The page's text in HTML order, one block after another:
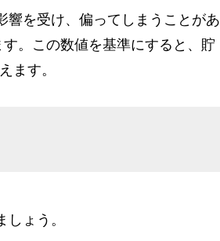
響を受け、偏ってしまうことがあ
。この数値を基準にすると、貯
ます。
ょう。